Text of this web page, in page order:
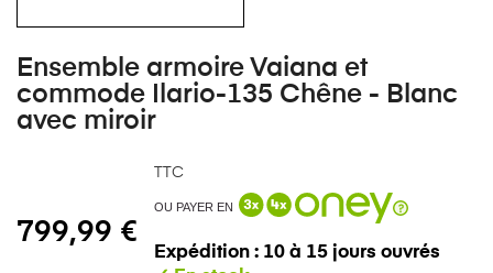
Ensemble armoire Vaiana et
commode Ilario-135 Chêne - Blanc
avec miroir
799,99 €
TTC
OU PAYER EN
Expédition : 10 à 15 jours ouvrés